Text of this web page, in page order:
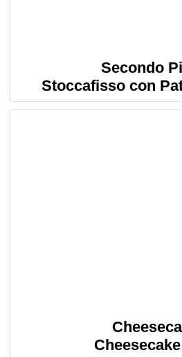
Secondo
Stoccafisso con